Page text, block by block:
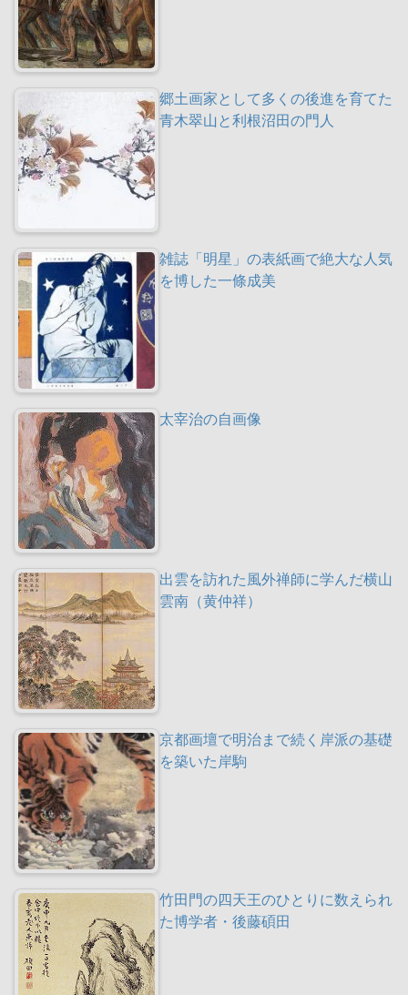
郷土画家として多くの後進を育てた
青木翠山と利根沼田の門人
雑誌「明星」の表紙画で絶大な人気
を博した一條成美
太宰治の自画像
出雲を訪れた風外禅師に学んだ横山
雲南（黄仲祥）
京都画壇で明治まで続く岸派の基礎
を築いた岸駒
竹田門の四天王のひとりに数えられ
た博学者・後藤碩田